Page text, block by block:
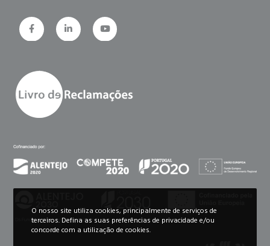
O nosso site utiliza cookies, principalmente de serviços de
terceiros. Defina as suas preferências de privacidade e/ou
concorde com a utilização de cookies.